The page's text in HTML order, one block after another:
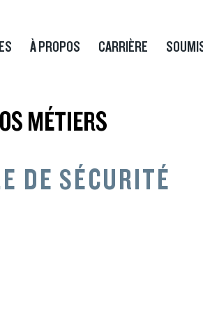
À PROPOS CARRIÈRE
MÉTIERS
DE SÉCURITÉ